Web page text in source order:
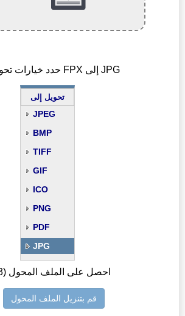
2) حدد خيارات تحويل FPX إلى JPG
تحويل إلى
JPEG
BMP
TIFF
GIF
ICO
PNG
PDF
JPG
3) احصل على الملف المحول
قم بتنزيل الملف المحول